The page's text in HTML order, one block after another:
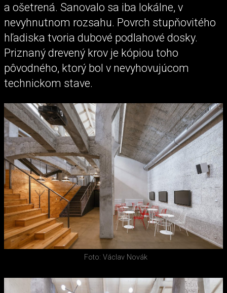
a ošetrená. Sanovalo sa iba lokálne, v
nevyhnutnom rozsahu. Povrch stupňovitého
hľadiska tvoria dubové podlahové dosky.
Priznaný drevený krov je kópiou toho
pôvodného, ​​ktorý bol v nevyhovujúcom
technickom stave.
Foto: Václav Novák